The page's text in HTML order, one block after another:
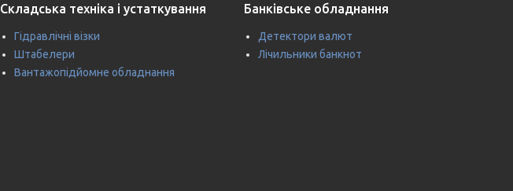
Складська техніка і устаткування
Гідравлічні візки
Штабелери
Вантажопідйомне обладнання
Банківське обладнання
Детектори валют
Лічильники банкнот